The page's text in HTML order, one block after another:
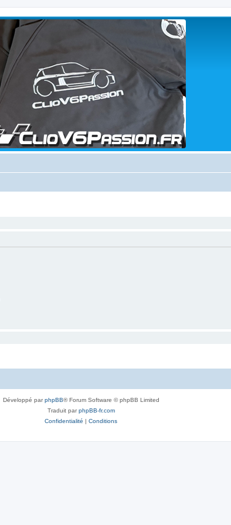
Développé parphpBB® Forum Software © phpBB Limited
Traduit parphpBB-fr.com
Confidentialité | Conditions